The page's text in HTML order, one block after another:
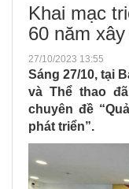
Khai mạc
60 năm
27/10/2023 13:55
Sáng 27/10, tại
và Thể thao
chuyên đề
phát triển”.